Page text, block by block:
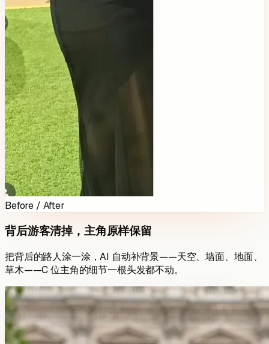
Before / After
背后游客清掉，主角原样保留
把背后的路人涂一涂，AI 自动补背景——天空、墙面、地面、
草木——C 位主角的细节一根头发都不动。